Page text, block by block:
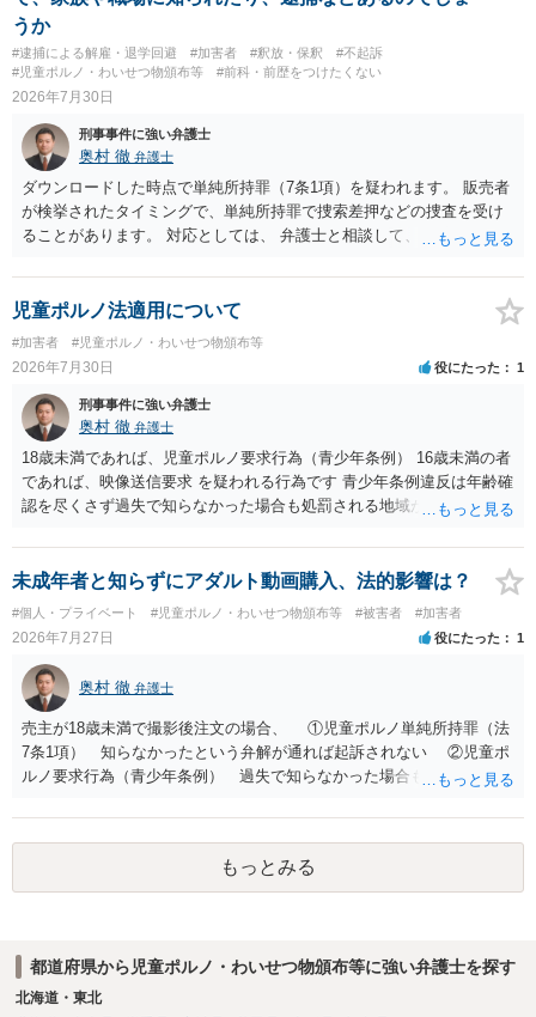
うか
#逮捕による解雇・退学回避 #加害者 #釈放・保釈
#不起訴
#児童ポルノ・わいせつ物頒布等
#前科・前歴をつけたくない
2026年7月30日
刑事事件に強い弁護士
奥村 徹 弁護士
ダウンロードした時点で単純所持罪（7条1項）を疑われます。 販売者
が検挙されたタイミングで、単純所持罪で捜索差押などの捜査を受け
ることがあります。 対応としては、 弁護士と相談して、 児童ポルノ
談しておく などが考えられます。
児童ポルノ法適用について
#加害者 #児童ポルノ・わいせつ物頒布等
2026年7月30日 役にたった 1
刑事事件に強い弁護士
奥村 徹 弁護士
18歳未満であれば、児童ポルノ要求行為（青少年条例） 16歳未満の者
であれば、映像送信要求 を疑われる行為です 青少年条例違反は年齢確
認を尽くさず過失で知らなかった場合も処罰される地域があるので、
未成年者と知らずにアダルト動画購入、法的影響は？
#個人・プライベート #児童ポルノ・わいせつ物頒布等 #被害者 #加害者
2026年7月27日 役にたった 1
奥村 徹 弁護士
売主が18歳未満で撮影後注文の場合、 ①児童ポルノ単純所持罪（法
7条1項） 知らなかったという弁解が通れば起訴されない ②児童ポ
ルノ要求行為（青少年条例） 過失で知らなかった場合も処罰される
ることになります。 対応としては、福祉犯罪に詳しい弁護士に相談
した上で 相手方の地域も知らない・年齢も知らなかったという弁
解 もう消したので持ってない という弁解を用意して、警察相談を
検討してください。
もっとみる
都道府県から児童ポルノ・わいせつ物頒布等に強い弁護士を探す
北海道・東北